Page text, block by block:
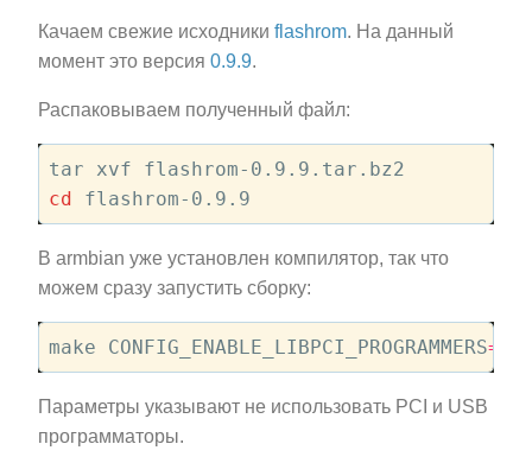
Качаем свежие исходники flashrom. На данный
момент это версия 0.9.9.
Распаковываем полученный файл:
cd
В armbian уже установлен компилятор, так что
можем сразу запустить сборку:
make CONFIG_ENABLE_LIBPCI_PROGRAMMERS=
Параметры указывают не использовать PCI и USB
программаторы.